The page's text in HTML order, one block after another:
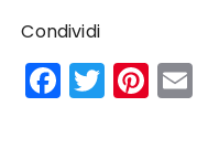
Condividi
F
a
T
w
Pi
n